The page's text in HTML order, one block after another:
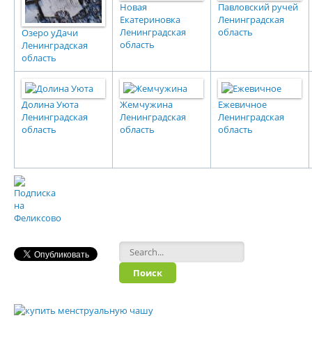
Озеро уДачи
Ленинградская
область
Новая
Екатериновка
Ленинградская
область
Павловский ручей
Ленинградская
область
Долина Уюта
Ленинградская
область
Жемчужина
Ленинградская
область
Ежевичное
Ленинградская
область
Форма поиска